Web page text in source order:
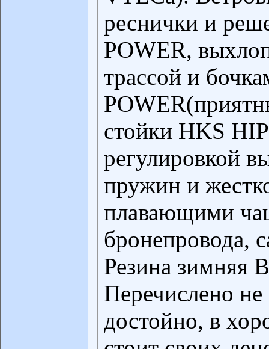
реснички и
POWER,
трассой и
стойки HKS
регулировкой
пружин и
плавающими
бронепровода,
Резина зимняя
Перечислено
достойно, в